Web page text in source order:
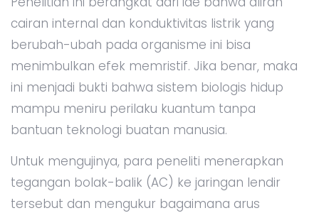
cairan internal dan konduktivitas listrik yang
berubah-ubah pada organisme ini bisa
menimbulkan efek memristif. Jika benar, maka
ini menjadi bukti bahwa sistem biologis hidup
mampu meniru perilaku kuantum tanpa
bantuan teknologi buatan manusia.
Untuk mengujinya, para peneliti menerapkan
tegangan bolak-balik (AC) ke jaringan lendir
tersebut dan mengukur bagaimana arus